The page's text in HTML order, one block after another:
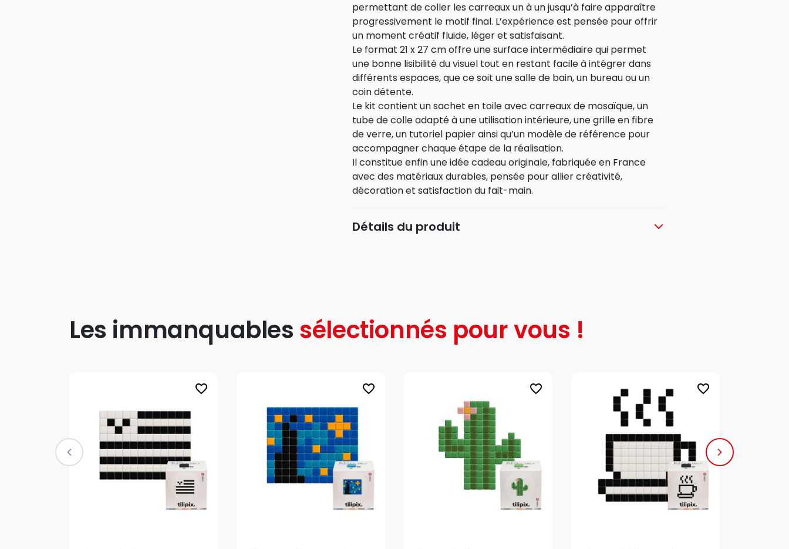
permettant de coller les carreaux un à un jusqu’à faire apparaître
progressivement le motif final. L’expérience est pensée pour offrir
un moment créatif fluide, léger et satisfaisant.
Le format 21 x 27 cm offre une surface intermédiaire qui permet
une bonne lisibilité du visuel tout en restant facile à intégrer dans
différents espaces, que ce soit une salle de bain, un bureau ou un
coin détente.
Le kit contient un sachet en toile avec carreaux de mosaïque, un
tube de colle adapté à une utilisation intérieure, une grille en fibre
de verre, un tutoriel papier ainsi qu’un modèle de référence pour
accompagner chaque étape de la réalisation.
Il constitue enfin une idée cadeau originale, fabriquée en France
avec des matériaux durables, pensée pour allier créativité,
décoration et satisfaction du fait-main.
Détails du produit
Les immanquables sélectionnés pour vous !
favorite_border favorite_border favorite_border favorite_border